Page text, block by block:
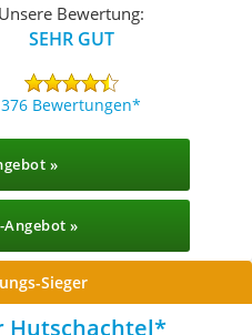
Unsere Bewertung:
SEHR GUT
376 Bewertungen
»
Angebot »
Sieger
Hutschachtel